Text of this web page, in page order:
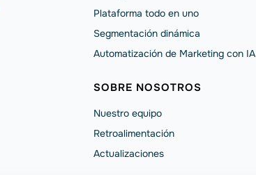
Plataforma todo en uno
Segmentación dinámica
Automatización de Marketing con IA
SOBRE NOSOTROS
Nuestro equipo
Retroalimentación
Actualizaciones